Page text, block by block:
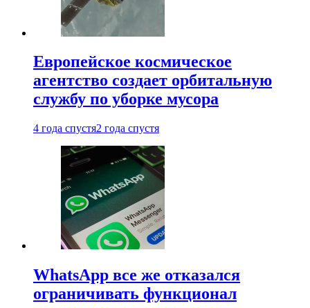
Европейское космическое
агентство создает орбитальную
службу по уборке мусора
4 года спустя2 года спустя
WhatsApp все же отказался
ограничивать функционал